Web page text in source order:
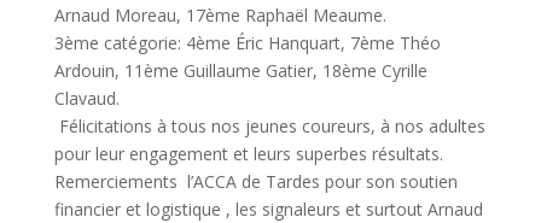
Arnaud Moreau, 17ème Raphaël Meaume.
3ème catégorie: 4ème Éric Hanquart, 7ème Théo
Ardouin, 11ème Guillaume Gatier, 18ème Cyrille
Clavaud.
Félicitations à tous nos jeunes coureurs, à nos adultes
pour leur engagement et leurs superbes résultats.
Remerciements l’ACCA de Tardes pour son soutien
financier et logistique , les signaleurs et surtout Arnaud